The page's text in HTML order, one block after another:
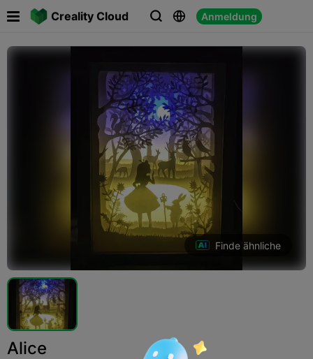
Creality Cloud   Anmeldung
 
Finde ähnliche
Alice